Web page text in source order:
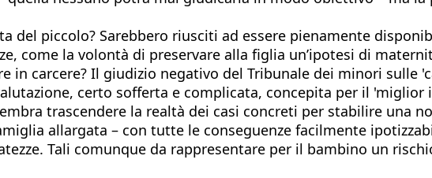
del piccolo? Sarebbero riusciti ad essere pienamente
come la volontà di preservare alla figlia un’ipotesi di
in carcere? Il giudizio negativo del Tribunale dei minori sulle
certo sofferta e complicata, concepita per il 'miglior
trascendere la realtà dei casi concreti per stabilire una
allargata – con tutte le conseguenze facilmente
Tali comunque da rappresentare per il bambino un